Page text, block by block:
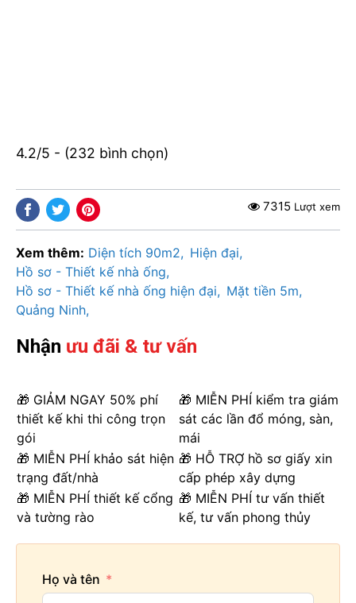
4.2/5 - (232 bình chọn)
7315 Lượt xem
Xem thêm: Diện tích 90m2
Hiện đại
Hồ sơ - Thiết kế nhà ống
Hồ sơ - Thiết kế nhà ống hiện đại
Mặt tiền 5m
Quảng Ninh
Nhận ưu đãi & tư vấn
🎁 GIẢM NGAY 50% phí
thiết kế khi thi công trọn
gói
🎁 MIỄN PHÍ kiểm tra giám
sát các lần đổ móng, sàn,
mái
🎁 MIỄN PHÍ khảo sát hiện
trạng đất/nhà
🎁 HỖ TRỢ hồ sơ giấy xin
cấp phép xây dựng
🎁 MIỄN PHÍ thiết kế cổng
và tường rào
🎁 MIỄN PHÍ tư vấn thiết
kế, tư vấn phong thủy
Họ và tên